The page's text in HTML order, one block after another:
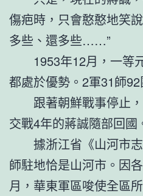
傷疤時，只會憨憨地笑
多些、還多些……”
1953年12月，一等
都處於優勢。2軍31師
跟著朝鮮戰事停止，
交戰4年的蔣誠隨部回國
據浙江省《山河市志
師駐地恰是山河市。因
月，華東軍區唆使全區